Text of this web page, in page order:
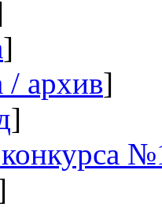
]
/ архив]
]